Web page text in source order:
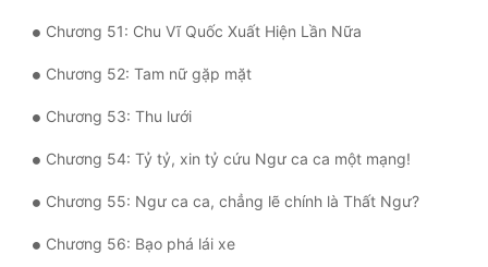
Chương 51: Chu Vĩ Quốc Xuất Hiện Lần Nữa
Chương 52: Tam nữ gặp mặt
Chương 53: Thu lưới
Chương 54: Tỷ tỷ, xin tỷ cứu Ngư ca ca một mạng!
Chương 55: Ngư ca ca, chẳng lẽ chính là Thất Ngư?
Chương 56: Bạo phá lái xe